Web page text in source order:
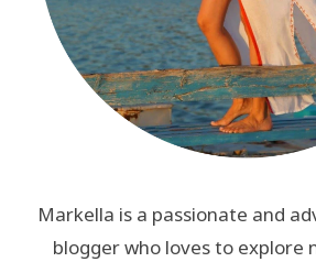
Markella is a passionate and
blogger who loves to explore